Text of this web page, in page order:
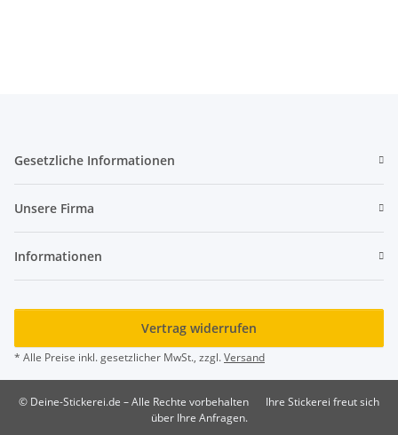
Gesetzliche Informationen
Unsere Firma
Informationen
Vertrag widerrufen
* Alle Preise inkl. gesetzlicher MwSt., zzgl.Versand
© Deine-Stickerei.de – Alle Rechte vorbehalten
Ihre Stickerei freut sich
über Ihre Anfragen.